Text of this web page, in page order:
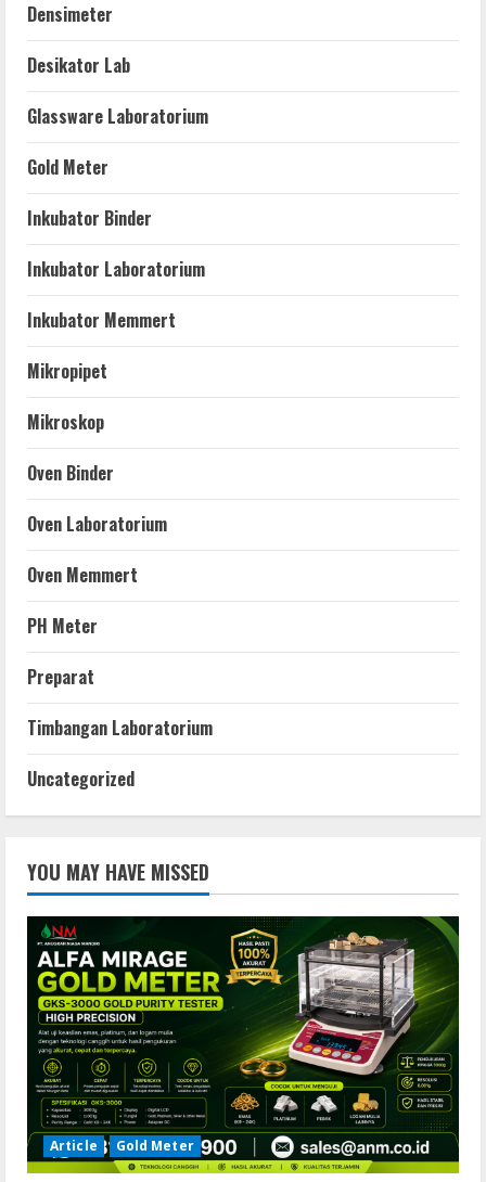
Densimeter
Desikator Lab
Glassware Laboratorium
Gold Meter
Inkubator Binder
Inkubator Laboratorium
Inkubator Memmert
Mikropipet
Mikroskop
Oven Binder
Oven Laboratorium
Oven Memmert
PH Meter
Preparat
Timbangan Laboratorium
Uncategorized
YOU MAY HAVE MISSED
Article Gold Meter